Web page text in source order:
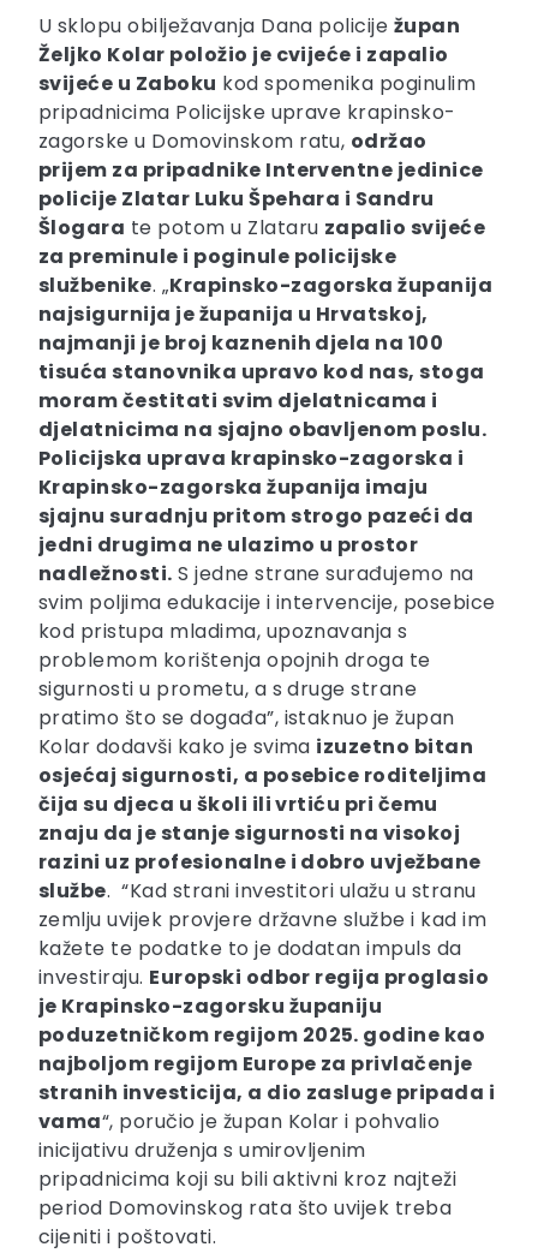
U sklopu obilježavanja Dana policije župan
Željko Kolar položio je cvijeće i zapalio
svijeće u Zaboku kod spomenika poginulim
pripadnicima Policijske uprave krapinsko-
zagorske u Domovinskom ratu, održao
prijem za pripadnike Interventne jedinice
policije Zlatar Luku Špehara i Sandru
Šlogara te potom u Zlataru zapalio svijeće
za preminule i poginule policijske
službenike. „Krapinsko-zagorska županija
najsigurnija je županija u Hrvatskoj,
najmanji je broj kaznenih djela na 100
tisuća stanovnika upravo kod nas, stoga
moram čestitati svim djelatnicama i
djelatnicima na sjajno obavljenom poslu.
Policijska uprava krapinsko-zagorska i
Krapinsko-zagorska županija imaju
sjajnu suradnju pritom strogo pazeći da
jedni drugima ne ulazimo u prostor
nadležnosti. S jedne strane surađujemo na
svim poljima edukacije i intervencije, posebice
kod pristupa mladima, upoznavanja s
problemom korištenja opojnih droga te
sigurnosti u prometu, a s druge strane
pratimo što se događa”, istaknuo je župan
Kolar dodavši kako je svima izuzetno bitan
osjećaj sigurnosti, a posebice roditeljima
čija su djeca u školi ili vrtiću pri čemu
znaju da je stanje sigurnosti na visokoj
razini uz profesionalne i dobro uvježbane
službe. “Kad strani investitori ulažu u stranu
zemlju uvijek provjere državne službe i kad im
kažete te podatke to je dodatan impuls da
investiraju. Europski odbor regija proglasio
je Krapinsko-zagorsku županiju
poduzetničkom regijom 2025. godine kao
najboljom regijom Europe za privlačenje
stranih investicija, a dio zasluge pripada i
vama“, poručio je župan Kolar i pohvalio
inicijativu druženja s umirovljenim
pripadnicima koji su bili aktivni kroz najteži
period Domovinskog rata što uvijek treba
cijeniti i poštovati.